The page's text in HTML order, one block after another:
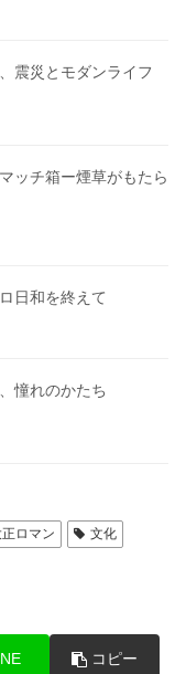
震災とモダンライフ
ッチ箱ー煙草がもたら
日和を終えて
憧れのかたち
正ロマン
文化
コピー